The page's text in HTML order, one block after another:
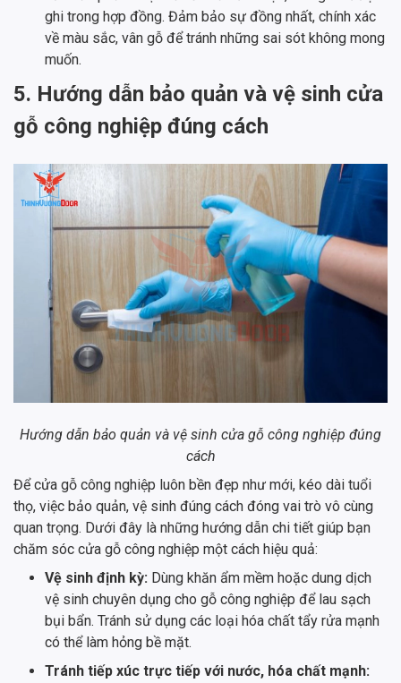
ghi trong hợp đồng. Đảm bảo sự đồng nhất, chính xác
về màu sắc, vân gỗ để tránh những sai sót không mong
muốn.
5. Hướng dẫn bảo quản và vệ sinh cửa
gỗ công nghiệp đúng cách
Hướng dẫn bảo quản và vệ sinh cửa gỗ công nghiệp đúng
cách
Để cửa gỗ công nghiệp luôn bền đẹp như mới, kéo dài tuổi
thọ, việc bảo quản, vệ sinh đúng cách đóng vai trò vô cùng
quan trọng. Dưới đây là những hướng dẫn chi tiết giúp bạn
chăm sóc cửa gỗ công nghiệp một cách hiệu quả:
Vệ sinh định kỳ: Dùng khăn ẩm mềm hoặc dung dịch
vệ sinh chuyên dụng cho gỗ công nghiệp để lau sạch
bụi bẩn. Tránh sử dụng các loại hóa chất tẩy rửa mạnh
có thể làm hỏng bề mặt.
Tránh tiếp xúc trực tiếp với nước, hóa chất mạnh: